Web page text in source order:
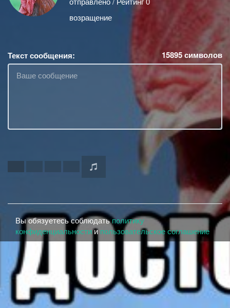
возращение
Текст сообщения: 15895символов
Вы обязуетесь соблюдатьполитику
конфиденциальностиипользовательское соглашение